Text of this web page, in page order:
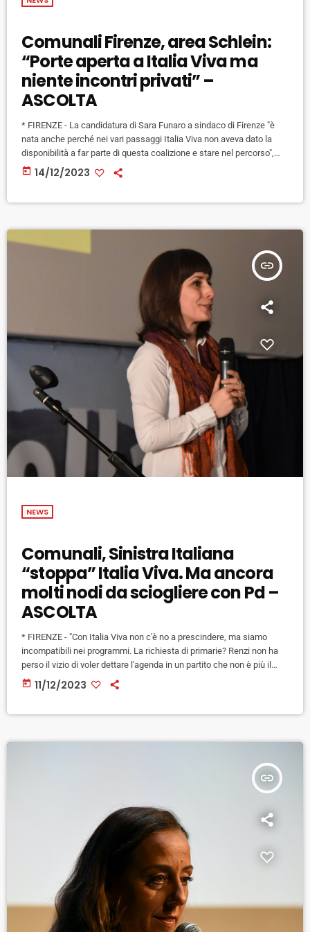
Comunali Firenze, area Schlein:
“Porte aperta a Italia Viva ma
niente incontri privati” –
ASCOLTA
* FIRENZE - La candidatura di Sara Funaro a sindaco di Firenze "è
nata anche perché nei vari passaggi Italia Viva non aveva dato la
disponibilità a far parte di questa coalizione e stare nel percorso",
ma "la porta è sempre aperta". Lo ha detto Andrea Giorgio,
assessore all'ambiente del Comune di Firenze e tra i principali
today 14/12/2023
insert_link
NEWS
Comunali, Sinistra Italiana
“stoppa” Italia Viva. Ma ancora
molti nodi da sciogliere con Pd –
ASCOLTA
* FIRENZE - "Con Italia Viva non c'è no a prescindere, ma siamo
incompatibili nei programmi. La richiesta di primarie? Renzi non ha
perso il vizio di voler dettare l'agenda in un partito che non è più il
suo. Se Italia Viva vuole le primarie se le faccia per conto suo. Il Pd
ha già deciso, se ne faccia una ragione". Non lascia speranze ad un
today 11/12/2023
insert_link